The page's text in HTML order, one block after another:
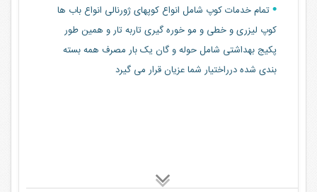
تمام خدمات کوپ شامل انواع کوپهای ژورنالی انواع باب ها
کوپ لیزری و خطی و مو خوره گیری تاربه تار و همین طور
پکیج بهداشتی شامل حوله و گان یک بار مصرف همه بسته
بندی شده درراختیار شما عزیان قرار می گیرد